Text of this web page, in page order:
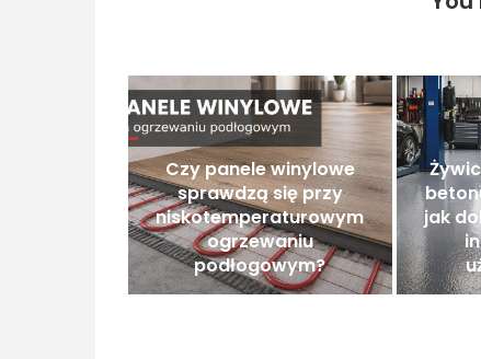
Czy panele winylowe
sprawdzą się przy
niskotemperaturowym
ogrzewaniu
podłogowym?
jak